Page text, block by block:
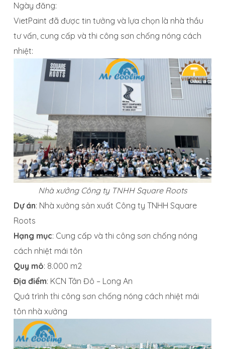
Ngày đăng:
VietPaint đã được tin tưởng và lựa chọn là nhà thầu
tư vấn, cung cấp và thi công sơn chống nóng cách
nhiệt:
Nhà xưởng Công ty TNHH Square Roots
Dự án: Nhà xưởng sản xuất Công ty TNHH Square
Roots
Hạng mục: Cung cấp và thi công sơn chống nóng
cách nhiệt mái tôn
Quy mô: 8.000 m2
Địa điểm: KCN Tân Đô – Long An
Quá trình thi công sơn chống nóng cách nhiệt mái
tôn nhà xưởng